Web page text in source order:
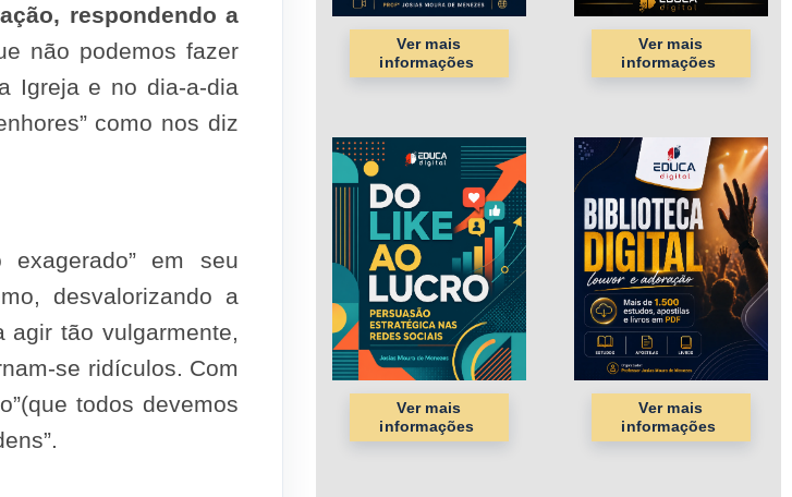
respondendo a
não podemos fazer
Igreja e no dia-a-dia
como nos diz
exagerado” em seu
des­valorizando a
agir tão vulgarmente,
se ridículos. Com
todos devemos